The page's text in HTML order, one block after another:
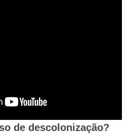
de descolonização?